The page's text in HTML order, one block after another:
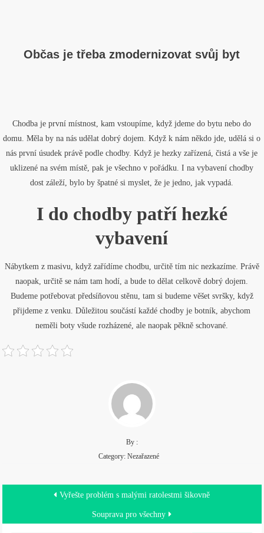
Občas je třeba zmodernizovat svůj byt
Chodba je první místnost, kam vstoupíme, když jdeme do bytu nebo do
domu. Měla by na nás udělat dobrý dojem. Když k nám někdo jde, udělá si o
nás první úsudek právě podle chodby. Když je hezky zařízená, čistá a vše je
uklizené na svém místě, pak je všechno v pořádku. I na vybavení chodby
dost záleží, bylo by špatné si myslet, že je jedno, jak vypadá.
I do chodby patří hezké
vybavení
Nábytkem z masivu, když zařídíme chodbu, určitě tím nic nezkazíme. Právě
naopak, určitě se nám tam hodí, a bude to dělat celkově dobrý dojem.
Budeme potřebovat předsíňovou stěnu, tam si budeme věšet svršky, když
přijdeme z venku. Důležitou součástí každé chodby je botník, abychom
neměli boty všude rozházené, ale naopak pěkně schované.
By :
Category: Nezařazené
Navigace
pro
Vyřešte problém s malými ratolestmi šikovně
Souprava pro všechny